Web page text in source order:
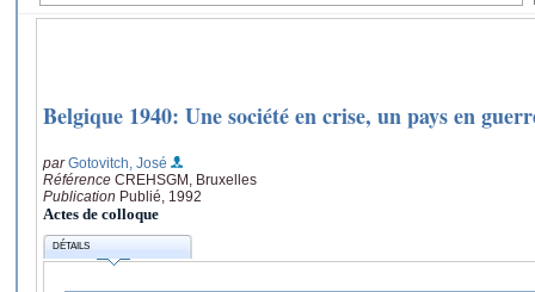
Belgique 1940: Une société en crise, un pays en
parGotovitch, José
Référence CREHSGM, Bruxelles
Publication Publié, 1992
Actes de colloque
DÉTAILS